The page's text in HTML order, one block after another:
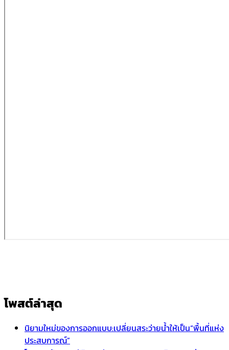
โพสต์ล่าสุด
นิยามใหม่ของการออกแบบ:เปลี่ยนสระว่ายน้ำให้เป็น“พื้นที่แห่ง
ประสบการณ์”